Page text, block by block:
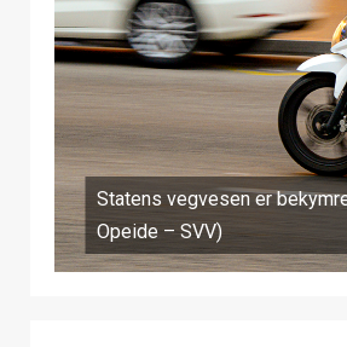
Statens vegvesen er
Opeide – SVV)